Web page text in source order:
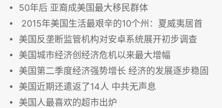
50年后 亚裔成美国最大移民群体
2015年美国生活最艰辛的10个州：夏威夷居首
美国反垄断监管机构对安卓系统展开初步调查
美国城市经济创经济危机以来最大增幅
美国第二季度经济强势增长 经济的发展逐步稳固
美国近期还遣返了14人 中共无声息
美国人最喜欢的超市出炉